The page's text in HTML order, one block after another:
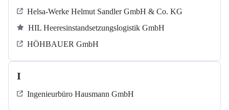
Helsa-Werke Helmut Sandler GmbH & Co. KG
HIL Heeresinstandsetzungslogistik GmbH
HÖHBAUER GmbH
I
Ingenieurbüro Hausmann GmbH